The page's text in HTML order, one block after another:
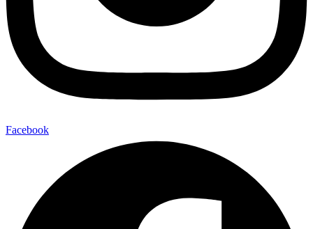
Facebook